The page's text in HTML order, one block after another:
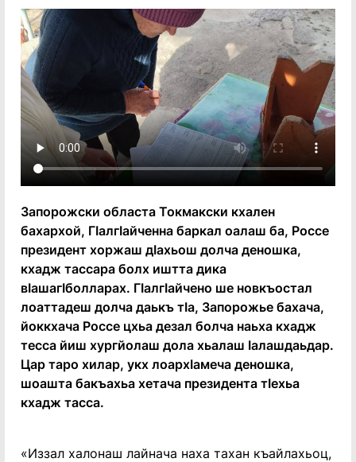
Запорожски областа Токмакски кхален
бахархой, ГӀалгӀайченна баркал оалаш ба, Россе
президент хоржаш дӀахьош долча деношка,
кхадж тассара болх иштта дика
вӀашагӀболларах. ГӀалгӀайчено ше новкъостал
лоаттадеш долча даькъ тӀа, Запорожье бахача,
йоккхача Россе цхьа дезал болча наьха кхадж
тесса йиш хургйолаш дола хьалаш Ӏалашдаьдар.
Цар таро хилар, укх лоархӀамеча деношка,
шоашта бакъахьа хетача президента тӀехьа
кхадж тасса.
«Иззал халонаш лайнача наха тахан къайлахьоц,